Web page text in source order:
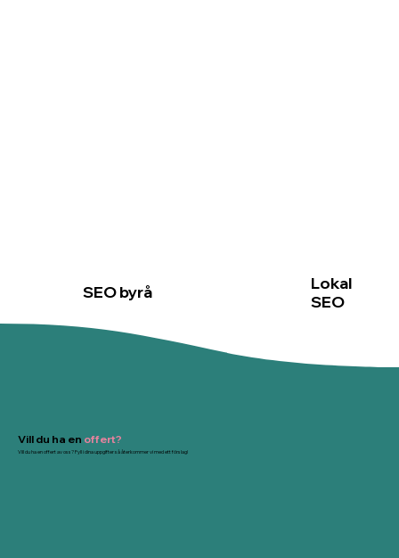
SEO byrå
Lokal
SEO
Vill du ha en offert?
Vill du ha en offert av oss? Fyll i dina uppgifter så återkommer vi med ett förslag!